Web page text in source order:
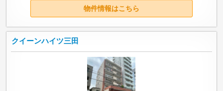
物件情報はこちら
クイーンハイツ三田